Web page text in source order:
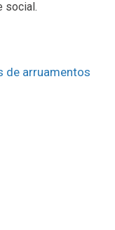
social.
de arruamentos